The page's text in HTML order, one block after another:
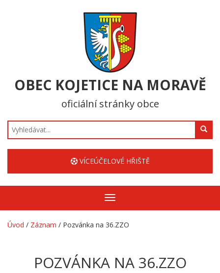
OBEC KOJETICE NA MORAVĚ
oficiální stránky obce
Hledat
VÍCEÚČELOVÉ HŘIŠTĚ
Zobrazit/skrýt
navigaci
Úvod / Záznam / Pozvánka na 36.ZZO
POZVÁNKA NA 36.ZZO